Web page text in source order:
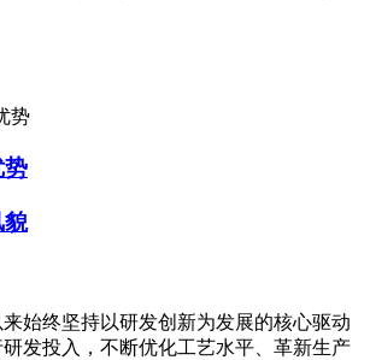
势
势
貌
始终坚持以研发创新为发展的核心驱动
发投入，不断优化工艺水平、革新生产